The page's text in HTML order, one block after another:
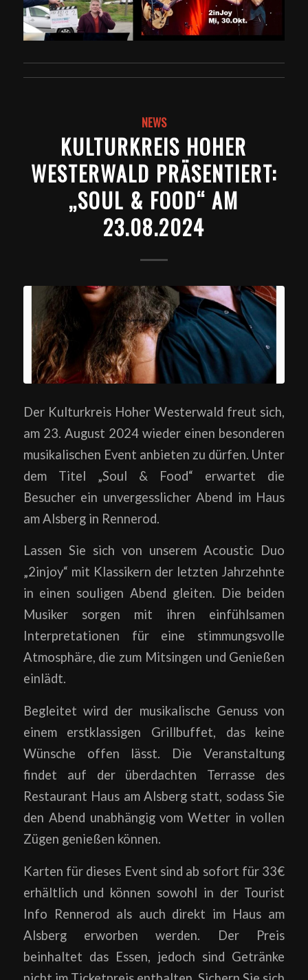
NEWS
KULTURKREIS HOHER
WESTERWALD PRÄSENTIERT:
„SOUL & FOOD“ AM
23.08.2024
Der Kulturkreis Hoher Westerwald freut sich,
am 23. August 2024 wieder einen besonderen
musikalischen Event anbieten zu dürfen. Unter
dem Titel „Soul & Food“ erwartet die
Besucher ein unvergesslicher Abend im Haus
am Alsberg in Rennerod.
Lassen Sie sich von unserem Acoustic Duo
„2injoy“ mit Klassikern der letzten Jahrzehnte
in einen souligen Abend gleiten. Die beiden
Musiker sorgen mit ihren einfühlsamen
Interpretationen für eine stimmungsvolle
Atmosphäre, die zum Mitsingen und Genießen
einlädt.
Begleitet wird der musikalische Genuss von
einem erstklassigen Grillbuffet, das keine
Wünsche offen lässt. Die Veranstaltung
findet auf der überdachten Terrasse des
Restaurant Haus am Alsberg statt, sodass Sie
den Abend unabhängig vom Wetter in vollen
Zügen genießen können.
Karten für dieses Event sind ab sofort für 33€
erhältlich und können sowohl in der Tourist
Info Rennerod als auch direkt im Haus am
Alsberg erworben werden. Der Preis
beinhaltet das Essen, jedoch sind Getränke